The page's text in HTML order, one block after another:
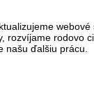
našu ďalšiu prácu.